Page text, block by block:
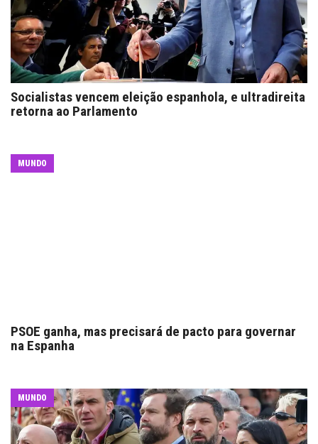
Socialistas vencem eleição espanhola, e ultradireita
retorna ao Parlamento
MUNDO
PSOE ganha, mas precisará de pacto para governar
na Espanha
MUNDO